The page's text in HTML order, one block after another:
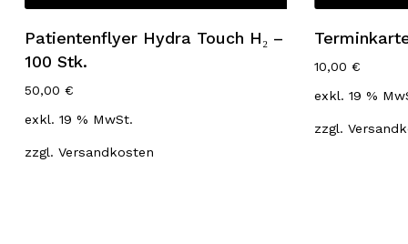
Patientenflyer Hydra Touch H₂ –
100 Stk.
50,00 €
exkl. 19 % MwSt.
zzgl. Versandkosten
10,00€
exkl. 19 %
zzgl.